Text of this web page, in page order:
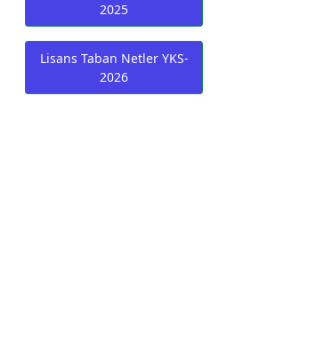
2025
Lisans Taban Netler YKS-
2026